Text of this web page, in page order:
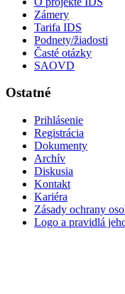
Zámery
Tarifa IDS
Podnety/žiadosti
Časté otázky
SAOVD
Ostatné
Prihlásenie
Registrácia
Dokumenty
Archív
Diskusia
Kontakt
Kariéra
Zásady ochrany
Logo a pravidlá